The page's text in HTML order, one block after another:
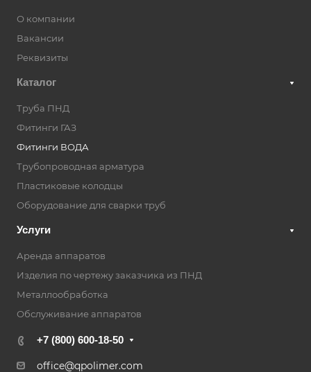
О компании
Вакансии
Реквизиты
Каталог
Труба ПНД
Фитинги ГАЗ
Фитинги ВОДА
Трубопроводная арматура
Пластиковые колодцы
Оборудование для сварки труб
Услуги
Аренда аппаратов
Изделия по чертежу заказчика из ПНД
Металлообработка
Обслуживание аппаратов
+7 (800) 600-18-50
office@qpolimer.com